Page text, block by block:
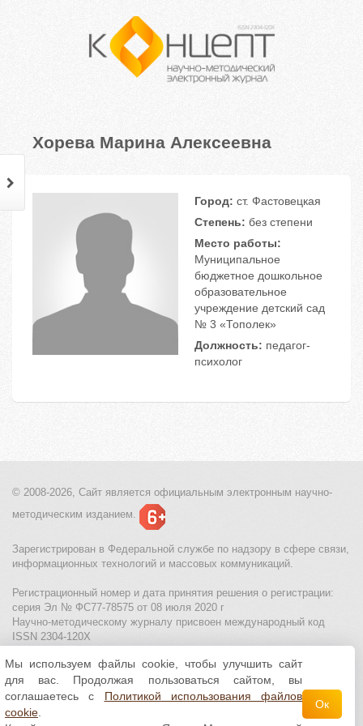
Хорева Марина Алексеевна
Город: ст. Фастовецкая
Степень: без степени
Место работы:
Муниципальное
бюджетное дошкольное
образовательное
учреждение детский сад
№ 3 «Тополек»
Должность: педагог-
психолог
© 2008-2026, Сайт является официальным электронным научно-
методическим изданием.
Зарегистрирован в Федеральной службе по надзору в сфере связи,
информационных технологий и массовых коммуникаций.
Регистрационный номер и дата принятия решения о регистрации:
серия Эл № ФС77-78575 от 08 июля 2020 г
Научно-методическому журналу присвоен международный код
ISSN 2304-120X
МЦИТО|Школьные олимпиады и онлайн конкурсы для детей
Политика использования файлов cookie| Политика обработки и
защиты персональных данных
Мы используем файлы cookie, чтобы улучшить сайт
для вас. Продолжая пользоваться сайтом, вы
соглашаетесь с Политикой использования файлов
cookie
Ок